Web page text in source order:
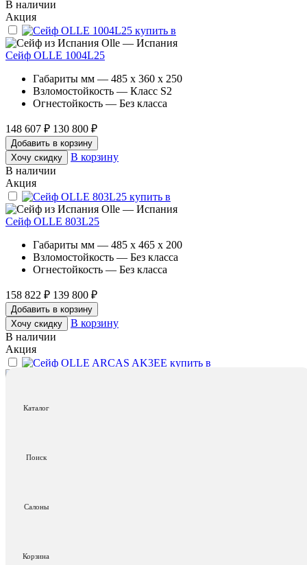
Каталог
Поиск
Салоны
Корзина
В наличии
Акция
Olle — Испания
Сейф OLLE 1004L25
Габариты мм — 485 x 360 x 250
Взломостойкость — Класс S2
Огнестойкость — Без класса
148 607 ₽ 130 800 ₽
Добавить в корзину
Хочу скидку
В корзину
В наличии
Акция
Olle — Испания
Сейф OLLE 803L25
Габариты мм — 485 x 465 x 200
Взломостойкость — Без класса
Огнестойкость — Без класса
158 822 ₽ 139 800 ₽
Добавить в корзину
Хочу скидку
В корзину
В наличии
Акция
Габариты мм — 650 x 550 x 550
1 884 000 ₽
В наличии
Сейф Klesto Smart JSM3 Ivory